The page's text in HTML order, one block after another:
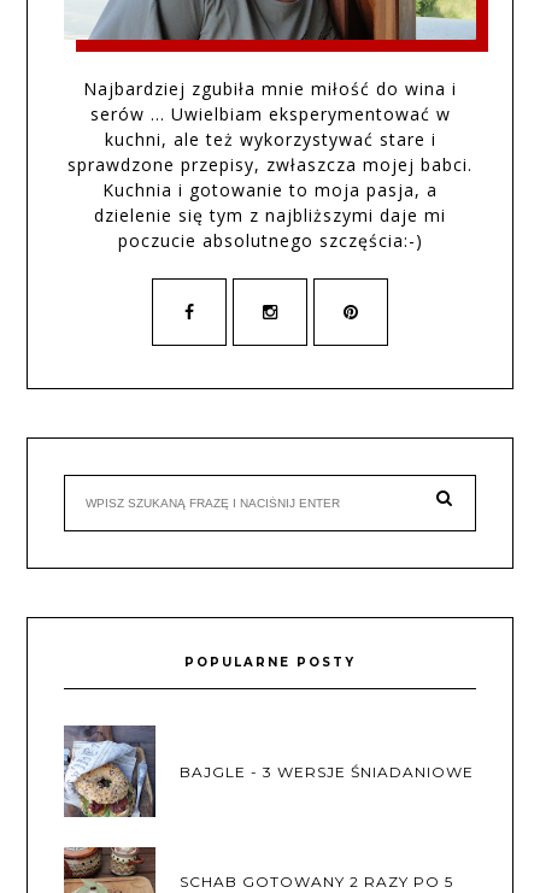
Najbardziej zgubiła mnie miłość do wina i
serów … Uwielbiam eksperymentować w
kuchni, ale też wykorzystywać stare i
sprawdzone przepisy, zwłaszcza mojej babci.
Kuchnia i gotowanie to moja pasja, a
dzielenie się tym z najbliższymi daje mi
poczucie absolutnego szczęścia:-)
POPULARNE POSTY
BAJGLE - 3 WERSJE ŚNIADANIOWE
SCHAB GOTOWANY 2 RAZY PO 5